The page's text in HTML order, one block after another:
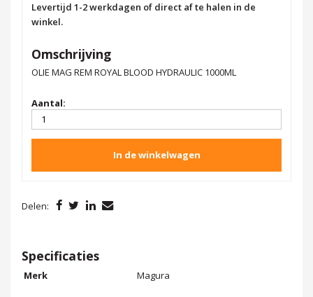
Levertijd 1-2 werkdagen of direct af te halen in de
winkel.
Omschrijving
OLIE MAG REM ROYAL BLOOD HYDRAULIC 1000ML
Aantal:
In de winkelwagen
Delen:
Specificaties
Merk Magura